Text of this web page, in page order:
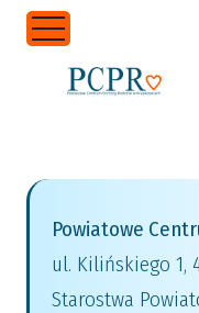
Przejdź do treści
Powiatowe
ul. Kilińskiego 1,
Starostwa